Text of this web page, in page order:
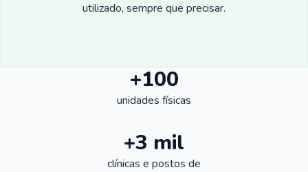
utilizado, sempre que precisar.
+100
unidades físicas
+3 mil
clínicas e postos de